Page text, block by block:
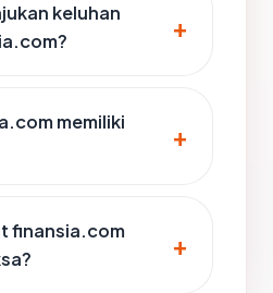
keluhan
memiliki
finansia.com